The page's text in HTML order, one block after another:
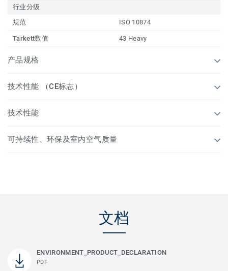
行业分级
规范
ISO 10874
Tarkett数值 43 Heavy
产品规格
技术性能 （CE标志）
技术性能
可持续性、环保及室内空气质量
文档
ENVIRONMENT_PRODUCT_DECLARATION
PDF